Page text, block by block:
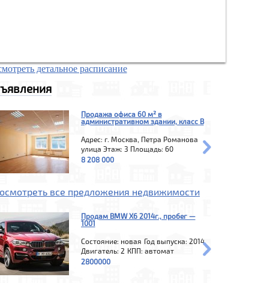
детальное расписание
Продажа офиса 60 м² в
административном здании, класс B
Адрес: г. Москва, Петра Романова
улица Этаж: 3 Площадь: 60
8 208 000
все предложения недвижимости
Продам BMW X6 2014г., пробег —
1001
Состояние: новая Год выпуска: 2014
Двигатель: 2 КПП: автомат
2800000